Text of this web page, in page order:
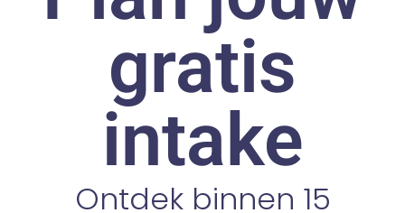
gratis
intake
Ontdek binnen 15